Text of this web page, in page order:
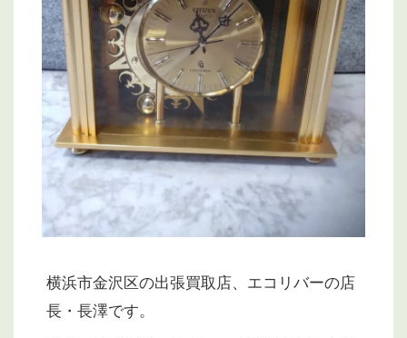
横浜市金沢区の出張買取店、エコリバーの店
長・長澤です。